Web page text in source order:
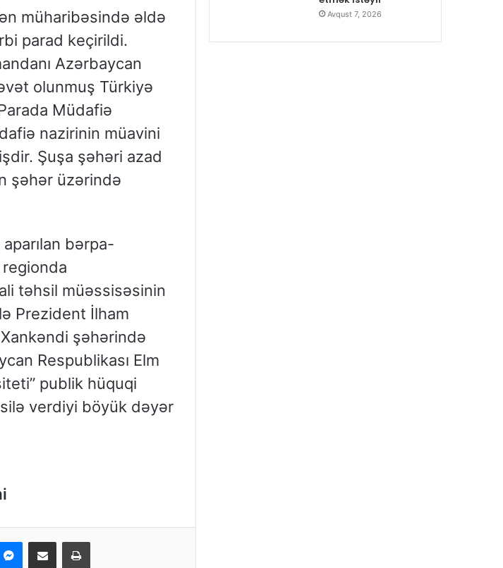
müharibəsində əldə
parad keçirildi.
Azərbaycan
olunmuş Türkiyə
Müdafiə
nazirinin müavini
Şuşa şəhəri azad
şəhər üzərində
bərpa-
ali təhsil müəssisəsinin
Prezident İlham
şəhərində
Respublikası Elm
publik hüquqi
verdiyi böyük dəyər
Avqust 7, 2026